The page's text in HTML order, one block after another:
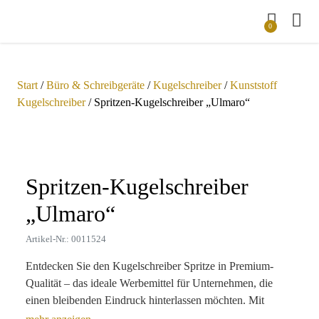
0
Start /Büro & Schreibgeräte /Kugelschreiber/Kunststoff
Kugelschreiber/ Spritzen-Kugelschreiber „Ulmaro“
Spritzen-Kugelschreiber
„Ulmaro“
Artikel-Nr.: 0011524
Entdecken Sie den Kugelschreiber Spritze in Premium-
Qualität – das ideale Werbemittel für Unternehmen, die
einen bleibenden Eindruck hinterlassen möchten. Mit